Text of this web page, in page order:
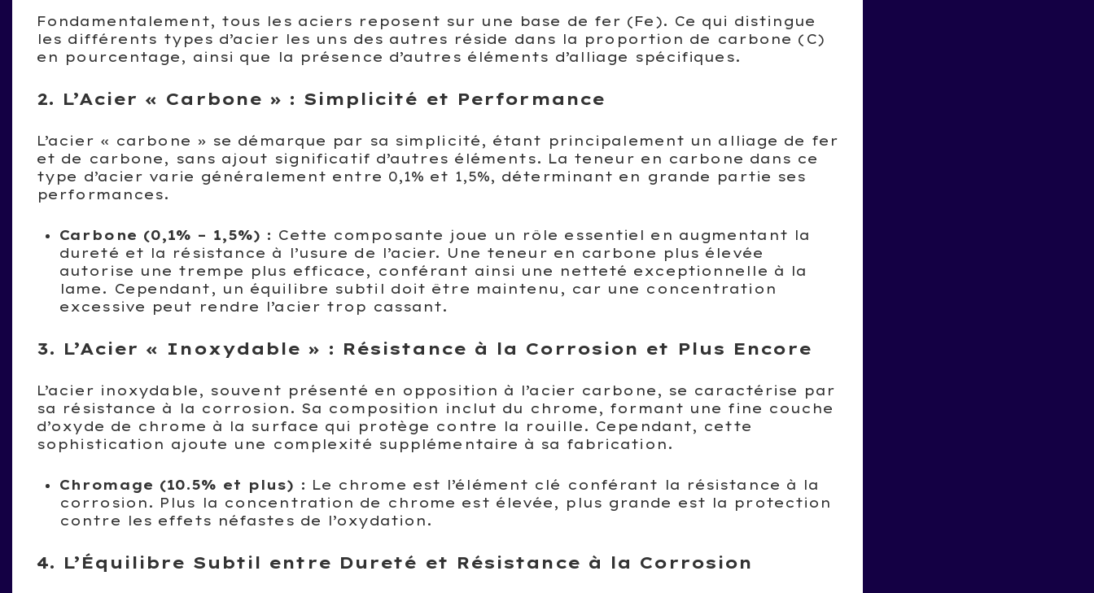
Fondamentalement, tous les aciers reposent sur une base de fer (Fe). Ce qui distingue
les différents types d’acier les uns des autres réside dans la proportion de carbone (C)
en pourcentage, ainsi que la présence d’autres éléments d’alliage spécifiques.
2. L’Acier « Carbone » : Simplicité et Performance
L’acier « carbone » se démarque par sa simplicité, étant principalement un alliage de fer
et de carbone, sans ajout significatif d’autres éléments. La teneur en carbone dans ce
type d’acier varie généralement entre 0,1% et 1,5%, déterminant en grande partie ses
performances.
Carbone (0,1% – 1,5%) : Cette composante joue un rôle essentiel en augmentant la
dureté et la résistance à l’usure de l’acier. Une teneur en carbone plus élevée
autorise une trempe plus efficace, conférant ainsi une netteté exceptionnelle à la
lame. Cependant, un équilibre subtil doit être maintenu, car une concentration
excessive peut rendre l’acier trop cassant.
3. L’Acier « Inoxydable » : Résistance à la Corrosion et Plus Encore
L’acier inoxydable, souvent présenté en opposition à l’acier carbone, se caractérise par
sa résistance à la corrosion. Sa composition inclut du chrome, formant une fine couche
d’oxyde de chrome à la surface qui protège contre la rouille. Cependant, cette
sophistication ajoute une complexité supplémentaire à sa fabrication.
Chromage (10.5% et plus) : Le chrome est l’élément clé conférant la résistance à la
corrosion. Plus la concentration de chrome est élevée, plus grande est la protection
contre les effets néfastes de l’oxydation.
4. L’Équilibre Subtil entre Dureté et Résistance à la Corrosion